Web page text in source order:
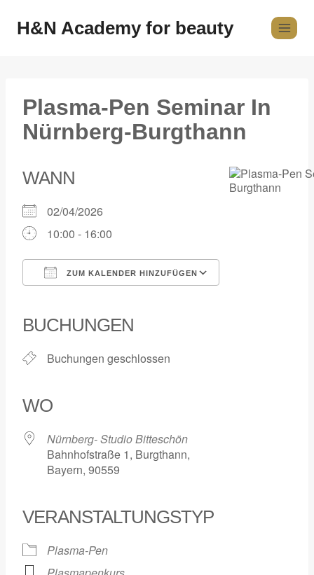
H&N Academy for beauty
Plasma-Pen Seminar In
Nürnberg-Burgthann
WANN
02/04/2026
10:00 - 16:00
ZUM KALENDER HINZUFÜGEN
BUCHUNGEN
Buchungen geschlossen
WO
Nürnberg- Studio Bitteschön
Bahnhofstraße 1, Burgthann,
Bayern, 90559
VERANSTALTUNGSTYP
Plasma-Pen